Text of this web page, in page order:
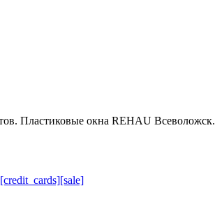
Пластиковые окна REHAU Всеволожск.